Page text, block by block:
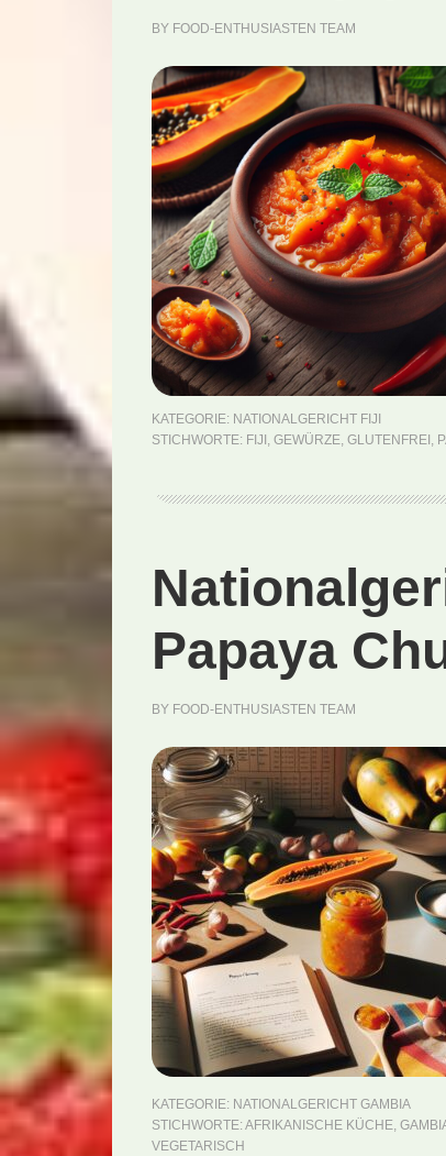
BY FOOD-ENTHUSIASTEN TEAM
KATEGORIE: NATIONALGERICHT FIJI
STICHWORTE: FIJI , GEWÜRZE, GLUTENFREI ,
Papaya
BY FOOD-ENTHUSIASTEN TEAM
KATEGORIE: NATIONALGERICHT GAMBIA
STICHWORTE: AFRIKANISCHE KÜCHE,
VEGETARISCH